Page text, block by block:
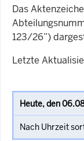
Das
123/26”)
Letzte